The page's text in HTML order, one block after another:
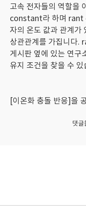
고속 전자들의 역할을
constant라 하며 rant
자의 온도 값과 관계가
상관관계를 가집니다.
게시판 옆에 있는 연구
유지 조건을 찾을 수 있
[이온화 충돌 반응]을
댓글